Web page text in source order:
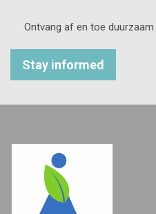
Ontvang af en toe
Stay informed